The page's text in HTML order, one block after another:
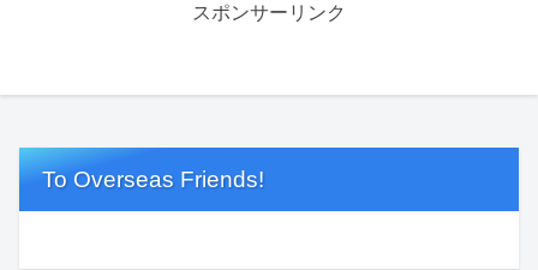
スポンサーリンク
To Overseas Friends!